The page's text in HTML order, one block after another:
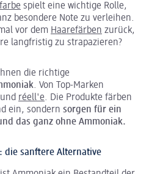
spielt eine wichtige Rolle,
besondere Note zu verleihen.
vor dem Haarefärben zurück,
langfristig zu strapazieren?
die richtige
. Von Top-Marken
und réell'e. Die Produkte färben
ein, sondern sorgen für ein
das ganz ohne Ammoniak.
die sanftere Alternative